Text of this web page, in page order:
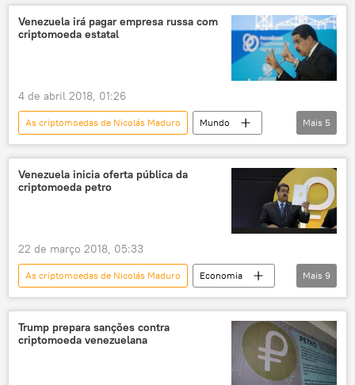
comércio exterior
petro
Rússia
Venezuela irá pagar empresa russa com
criptomoeda estatal
4 de abril 2018, 01:26
As criptomoedas de Nicolás Maduro
Mundo
Américas
Rússia
Notícias
Venezuela
Nicolás Maduro
Mais 5
Venezuela inicia oferta pública da
criptomoeda petro
22 de março 2018, 05:33
As criptomoedas de Nicolás Maduro
Economia
Notícias
Venezuela
Donald Trump
Hugbel Roa
Petro
criptomoeda
pré-venda
EUA Nicolás Maduro
Mais 9
Trump prepara sanções contra
criptomoeda venezuelana